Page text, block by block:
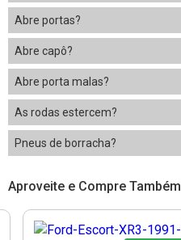
Abre portas?
Abre capô?
Abre porta malas?
As rodas estercem?
Pneus de borracha?
Aproveite e Compre Também